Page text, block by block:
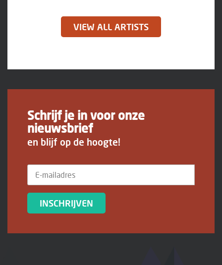
VIEW ALL ARTISTS
Schrijf je in voor onze
nieuwsbrief
en blijf op de hoogte!
INSCHRIJVEN